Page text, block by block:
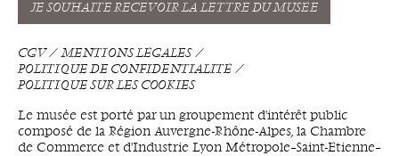
JE SOUHAITE RECEVOIR LA LETTRE DU MUSÉE
CGV
MENTIONS LÉGALES
POLITIQUE DE CONFIDENTIALITÉ
POLITIQUE SUR LES COOKIES
Le musée est porté par un groupement d'intérêt public
composé de la Région Auvergne-Rhône-Alpes, la Chambre
de Commerce et d'Industrie Lyon Métropole–Saint-Étienne–